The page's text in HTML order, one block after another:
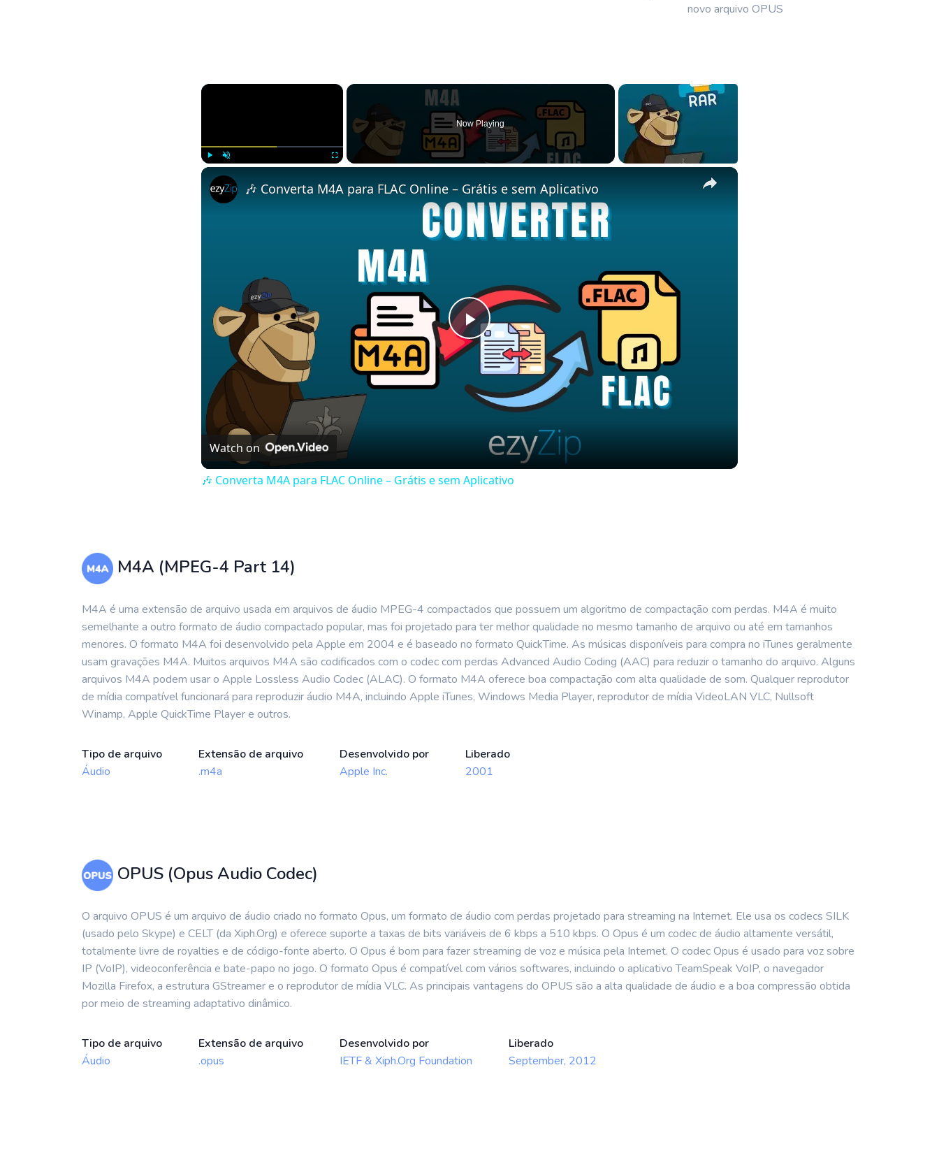
novo arquivo OPUS
×
Now Playing
×
Play
Video
🎶 Converta M4A para FLAC Online – Grátis e sem Aplicativo
Watch on
🎶 Converta M4A para FLAC Online – Grátis e sem Aplicativo
M4A (MPEG-4 Part 14)
M4A é uma extensão de arquivo usada em arquivos de áudio MPEG-4 compactados que possuem um algoritmo de compactação com perdas. M4A é muito
semelhante a outro formato de áudio compactado popular, mas foi projetado para ter melhor qualidade no mesmo tamanho de arquivo ou até em tamanhos
menores. O formato M4A foi desenvolvido pela Apple em 2004 e é baseado no formato QuickTime. As músicas disponíveis para compra no iTunes geralmente
usam gravações M4A. Muitos arquivos M4A são codificados com o codec com perdas Advanced Audio Coding (AAC) para reduzir o tamanho do arquivo. Alguns
arquivos M4A podem usar o Apple Lossless Audio Codec (ALAC). O formato M4A oferece boa compactação com alta qualidade de som. Qualquer reprodutor
de mídia compatível funcionará para reproduzir áudio M4A, incluindo Apple iTunes, Windows Media Player, reprodutor de mídia VideoLAN VLC, Nullsoft
Winamp, Apple QuickTime Player e outros.
Tipo de arquivo
Áudio
Extensão de arquivo
.m4a
Desenvolvido por
Apple Inc.
Liberado
2001
OPUS (Opus Audio Codec)
O arquivo OPUS é um arquivo de áudio criado no formato Opus, um formato de áudio com perdas projetado para streaming na Internet. Ele usa os codecs SILK
(usado pelo Skype) e CELT (da Xiph.Org) e oferece suporte a taxas de bits variáveis de 6 kbps a 510 kbps. O Opus é um codec de áudio altamente versátil,
totalmente livre de royalties e de código-fonte aberto. O Opus é bom para fazer streaming de voz e música pela Internet. O codec Opus é usado para voz sobre
IP (VoIP), videoconferência e bate-papo no jogo. O formato Opus é compatível com vários softwares, incluindo o aplicativo TeamSpeak VoIP, o navegador
Mozilla Firefox, a estrutura GStreamer e o reprodutor de mídia VLC. As principais vantagens do OPUS são a alta qualidade de áudio e a boa compressão obtida
por meio de streaming adaptativo dinâmico.
Tipo de arquivo
Áudio
Extensão de arquivo
.opus
Desenvolvido por
IETF & Xiph.Org Foundation
Liberado
September, 2012